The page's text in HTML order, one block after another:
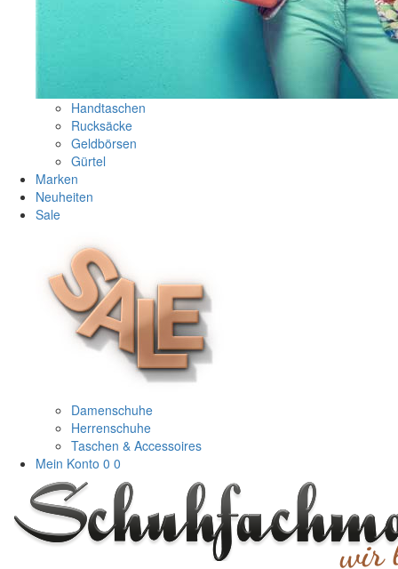
Handtaschen
Rucksäcke
Geldbörsen
Gürtel
Marken
Neuheiten
Sale
Damenschuhe
Herrenschuhe
Taschen & Accessoires
Mein Konto 0 0